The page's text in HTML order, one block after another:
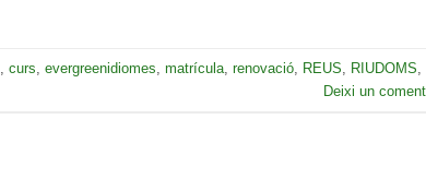
curs evergreenidiomes matrícula renovació REUS RIUDOMS
Deixi un